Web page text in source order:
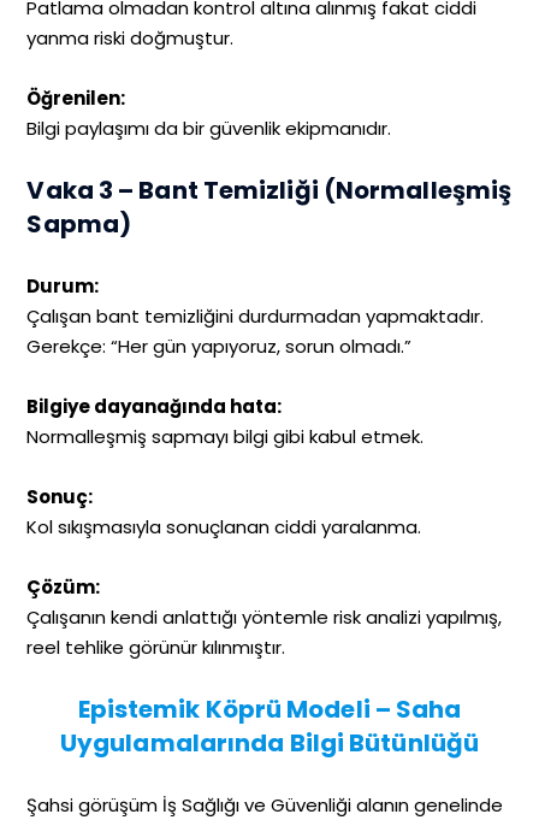
Patlama olmadan kontrol altına alınmış fakat ciddi
yanma riski doğmuştur.
Öğrenilen:
Bilgi paylaşımı da bir güvenlik ekipmanıdır.
Vaka 3 – Bant Temizliği (Normalleşmiş
Sapma)
Durum:
Çalışan bant temizliğini durdurmadan yapmaktadır.
Gerekçe: “Her gün yapıyoruz, sorun olmadı.”
Bilgiye dayanağında hata:
Normalleşmiş sapmayı bilgi gibi kabul etmek.
Sonuç:
Kol sıkışmasıyla sonuçlanan ciddi yaralanma.
Çözüm:
Çalışanın kendi anlattığı yöntemle risk analizi yapılmış,
reel tehlike görünür kılınmıştır.
Epistemik Köprü Modeli – Saha
Uygulamalarında Bilgi Bütünlüğü
Şahsi görüşüm İş Sağlığı ve Güvenliği alanın genelinde